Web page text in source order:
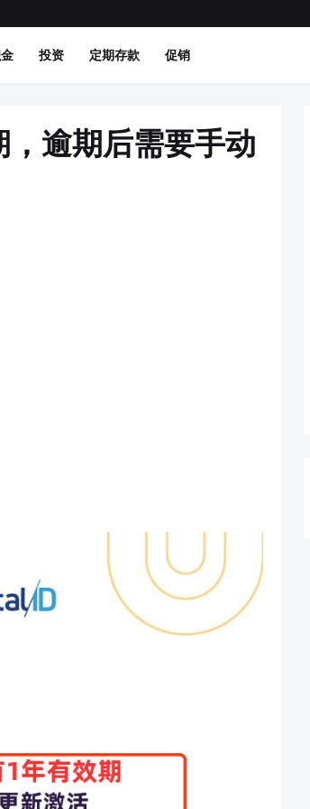
投资 定期存款 促销
逾期后需要手动